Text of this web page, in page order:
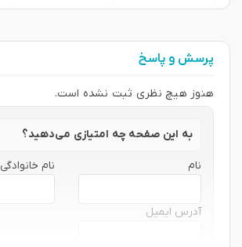
پرسش و پاسخ
هنوز هیچ نظری ثبت نشده است.
به این صفحه چه امتیازی می‌دهید؟
نام نام خانوادگی
آدرس ایمیل